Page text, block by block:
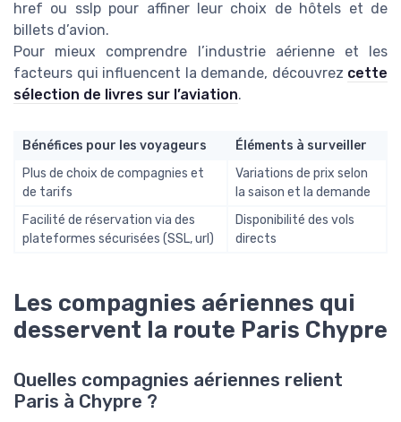
href ou sslppour affiner leur choix de hôtels et de
billets d’avion.
Pour mieux comprendre l’industrie aérienne et les
facteurs qui influencent la demande, découvrez cette
sélection de livres sur l’aviation.
Bénéfices pour les voyageurs
Éléments à surveiller
Plus de choix de compagnies et
de tarifs
Variations de prix selon
la saison et la demande
Facilité de réservation via des
plateformes sécurisées (SSL,url )
Disponibilité des vols
directs
Les compagnies aériennes qui
desservent la route Paris Chypre
Quelles compagnies aériennes relient
Paris à Chypre ?